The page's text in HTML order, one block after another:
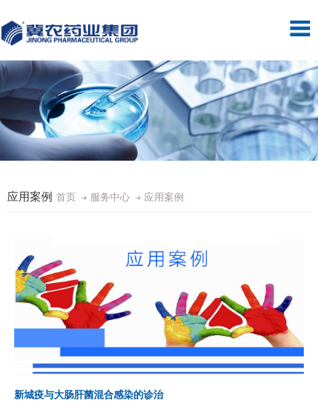
应用案例 首页 服务中心 应用案例
新城疫与大肠肝菌混合感染的诊治